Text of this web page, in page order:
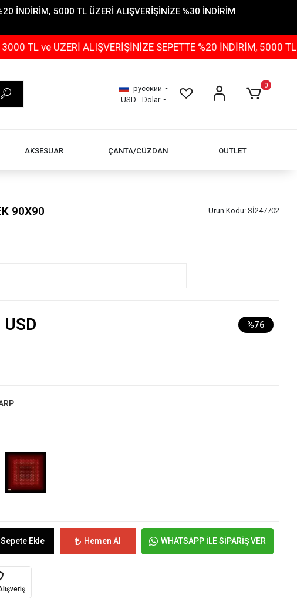
İNDİRİM, 5000 TL ÜZERİ ALIŞVERİŞİNİZE %30 İNDİRİM
ÜZERİ ALIŞVERİŞİNİZE SEPETTE %20 İNDİRİM, 5000 TL ÜZERİ
русский
USD - Dolar
0
AKSESUAR ÇANTA/CÜZDAN OUTLET
90X90 Ürün Kodu: Sİ247702
%76
Sepete Ekle Hemen Al WHATSAPP İLE SİPARİŞ VER